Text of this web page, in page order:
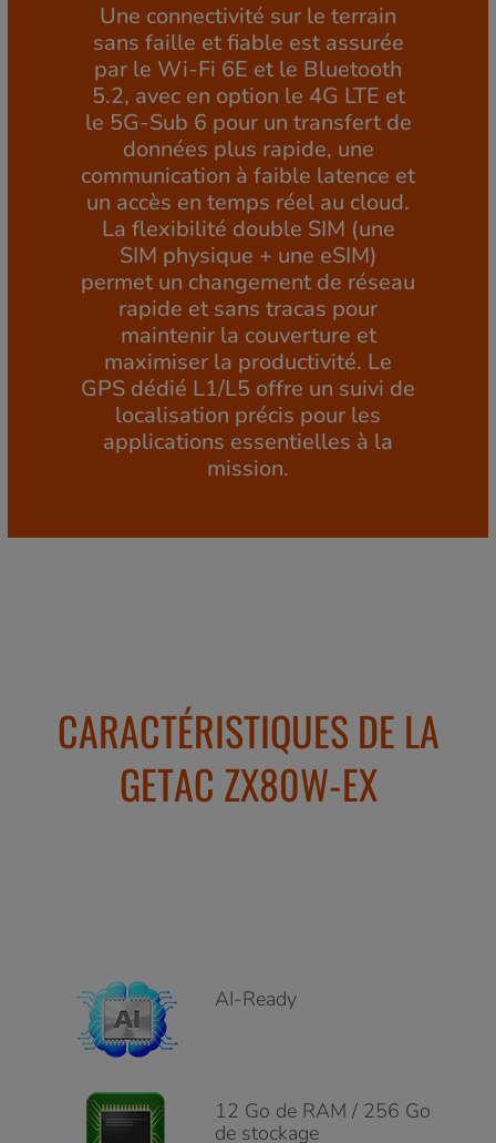
Une connectivité sur le terrain
sans faille et fiable est assurée
par le Wi-Fi 6E et le Bluetooth
5.2, avec en option le 4G LTE et
le 5G-Sub 6 pour un transfert de
données plus rapide, une
communication à faible latence et
un accès en temps réel au cloud.
La flexibilité double SIM (une
SIM physique + une eSIM)
permet un changement de réseau
rapide et sans tracas pour
maintenir la couverture et
maximiser la productivité. Le
GPS dédié L1/L5 offre un suivi de
localisation précis pour les
applications essentielles à la
mission.
CARACTÉRISTIQUES DE LA
GETAC ZX80W-EX
AI-Ready
12 Go de RAM / 256 Go
de stockage